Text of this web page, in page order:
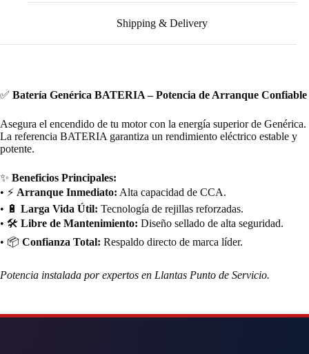
Shipping & Delivery
✅ Batería Genérica BATERIA – Potencia de Arranque Confiable
Asegura el encendido de tu motor con la energía superior de Genérica.
La referencia BATERIA garantiza un rendimiento eléctrico estable y
potente.
✨ Beneficios Principales:
• ⚡ Arranque Inmediato: Alta capacidad de CCA.
• 🔋 Larga Vida Útil: Tecnología de rejillas reforzadas.
• 🛠️ Libre de Mantenimiento: Diseño sellado de alta seguridad.
• 📦 Confianza Total: Respaldo directo de marca líder.
Potencia instalada por expertos en Llantas Punto de Servicio.